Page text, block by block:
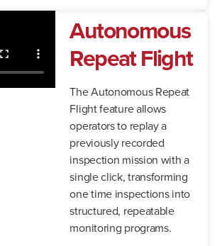
Autonomous
Repeat Flight
The Autonomous Repeat
Flight feature allows
operators to replay a
previously recorded
inspection mission with a
single click, transforming
one time inspections into
structured, repeatable
monitoring programs.